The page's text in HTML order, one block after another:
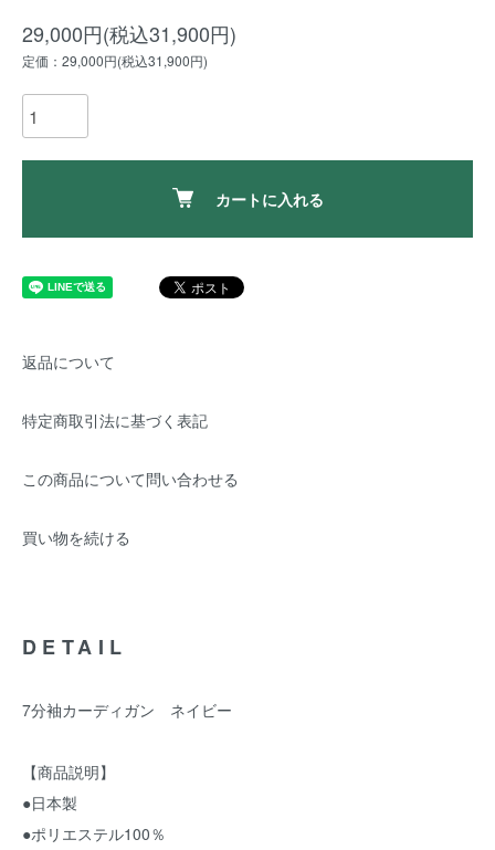
29,000円(税込31,900円)
定価：29,000円(税込31,900円)
カートに入れる
返品について
特定商取引法に基づく表記
この商品について問い合わせる
買い物を続ける
DETAIL
7分袖カーディガン ネイビー
【商品説明】
●日本製
●ポリエステル100％